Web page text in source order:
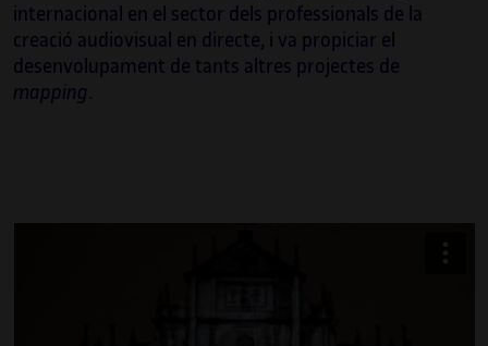
internacional en el sector dels professionals de la
creació audiovisual en directe, i va propiciar el
desenvolupament de tants altres projectes de
mapping .
playmodes.com/ .